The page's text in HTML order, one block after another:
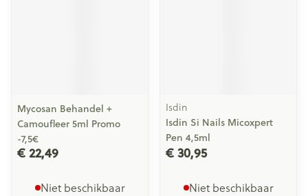
Mycosan Behandel +
Camoufleer 5ml Promo
-7,5€
€ 22,49
Niet beschikbaar
Isdin
Isdin Si Nails Micoxpert
Pen 4,5ml
€ 30,95
Niet beschikbaar